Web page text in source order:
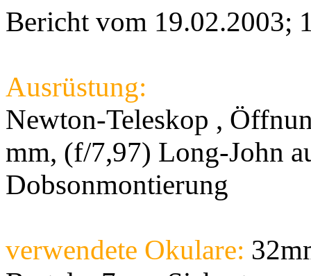
Bericht vom 19.02.2003;
Ausrüstung:
Newton-Teleskop ,
mm, (f/7,97) Long-John
Dobsonmontierung
verwendete Okulare: